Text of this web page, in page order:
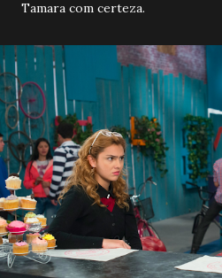
Tamara com certeza.